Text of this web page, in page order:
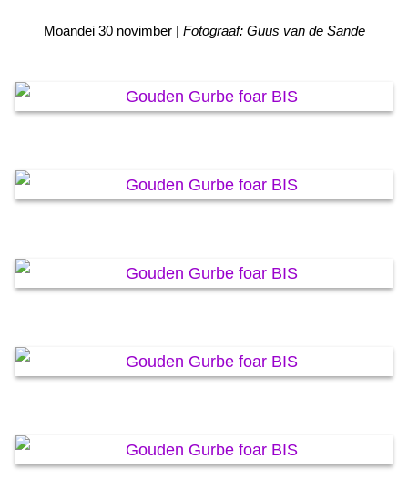
GASTEBOEK
Moandei 30 novimber | Fotograaf: Guus van de Sande